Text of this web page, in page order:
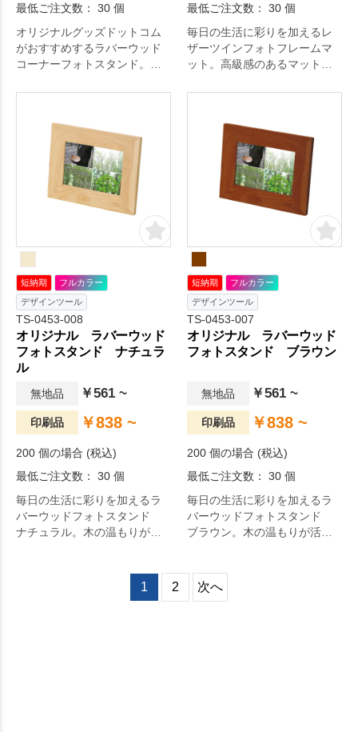
最低ご注文数： 30 個
オリジナルグッズドットコム
がおすすめするラバーウッド
コーナーフォトスタンド。ギ
気のあるフォトフレームにラ
しました。おしゃれなデザイ
ンのL字の淵で、幅広くご提案
できる商品です。素材のゴム
の木は家具やインテリア雑貨
にも使われる木材で、天然ゴ
ム採取後の廃材を再利用して
いるエコアイテムです。ま
た、ゴムの木の花言葉は永久
の幸せなので、卒業記念品な
どの贈り物と。一度使えば手
放せなくなること間違いな
し。
最低ご注文数： 30 個
毎日の生活に彩りを加えるレ
ザーツインフォトフレームマ
ット。高級感のあるマット仕
です。記念日や贈り物として
えば手放せなくなること間違
いなし。
短納期
フルカラー
デザインツール
TS-0453-008
オリジナル ラバーウッド
フォトスタンド ナチュラ
ル
無地品 ￥561 ~
印刷品 ￥838 ~
200 個の場合 (税込)
最低ご注文数： 30 個
毎日の生活に彩りを加えるラ
バーウッドフォトスタンド
ナチュラル。木の温もりが活
プレイできます。毎日の生活
短納期
フルカラー
デザインツール
TS-0453-007
オリジナル ラバーウッド
フォトスタンド ブラウン
無地品 ￥561 ~
印刷品 ￥838 ~
200 個の場合 (税込)
最低ご注文数： 30 個
毎日の生活に彩りを加えるラ
バーウッドフォトスタンド
ブラウン。木の温もりが活か
レイできます。毎日の生活を
より快適に。
1 2 次へ